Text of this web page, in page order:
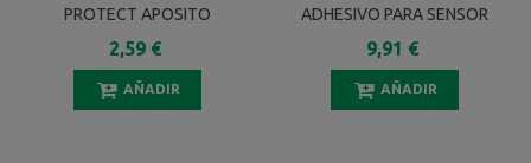
PROTECT APOSITO
ADHESIVO SURTIDO 20
UNIDADES
2,59 €
AÑADIR
ADHESIVO PARA SENSOR
GLUCOSA 10 UNIDADES
COLORES SURTIDOS
9,91 €
AÑADIR